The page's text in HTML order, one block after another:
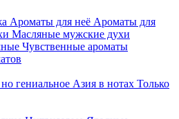
Ароматы для неё Ароматы для
Масляные мужские духи
Чувственные ароматы
гениальное Азия в нотах Только